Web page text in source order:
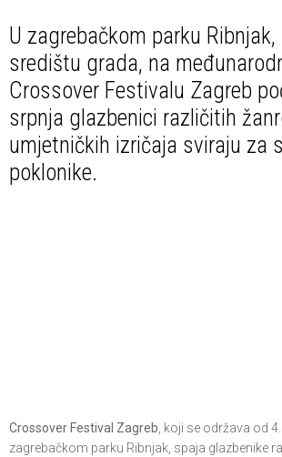
U zagrebačkom parku
središtu grada, na
Crossover Festivalu Zagreb
srpnja glazbenici različitih
umjetničkih izričaja sviraju za
poklonike.
Crossover Festival Zagreb, koji se održava od
zagrebačkom parku Ribnjak, spaja glazbenike